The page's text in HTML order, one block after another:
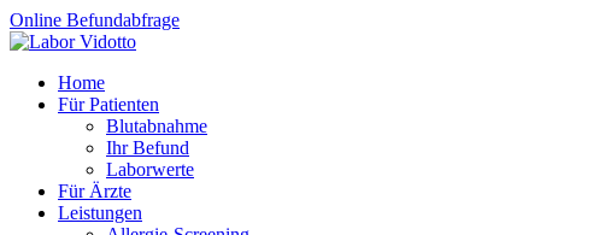
Online Befundabfrage
Home
Für Patienten
Blutabnahme
Ihr Befund
Laborwerte
Für Ärzte
Leistungen